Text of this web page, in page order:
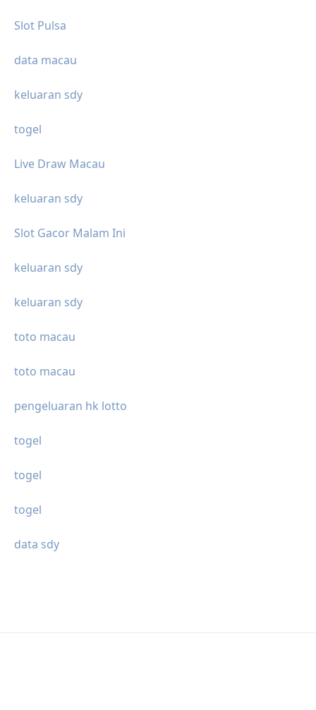
Slot Pulsa
data macau
keluaran sdy
togel
Live Draw Macau
keluaran sdy
Slot Gacor Malam Ini
keluaran sdy
keluaran sdy
toto macau
toto macau
pengeluaran hk lotto
togel
togel
togel
data sdy